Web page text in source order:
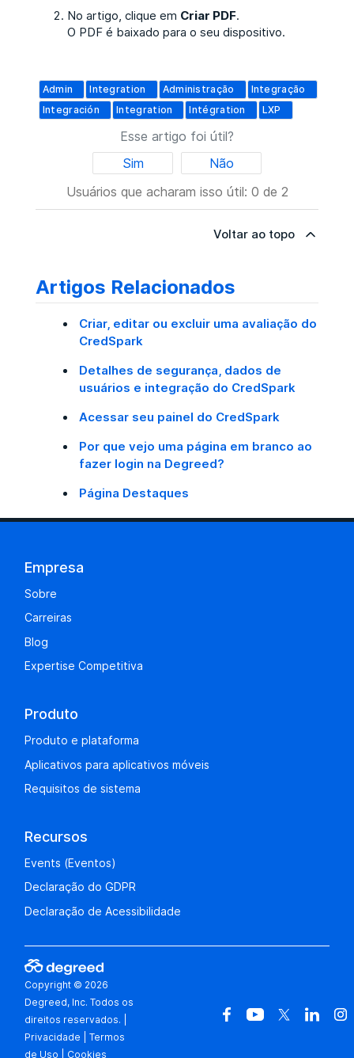
No artigo, clique em Criar PDF.
O PDF é baixado para o seu dispositivo.
Admin Integration Administração
Integração
Integración
Integration Intégration LXP
Esse artigo foi útil?
Sim
Não
Usuários que acharam isso útil: 0 de 2
Voltar ao topo
Artigos Relacionados
Criar, editar ou excluir uma avaliação do
CredSpark
Detalhes de segurança, dados de
usuários e integração do CredSpark
Acessar seu painel do CredSpark
Por que vejo uma página em branco ao
fazer login na Degreed?
Página Destaques
Empresa
Sobre
Carreiras
Blog
Expertise Competitiva
Produto
Produto e plataforma
Aplicativos para aplicativos móveis
Requisitos de sistema
Recursos
Events (Eventos)
Declaração do GDPR
Declaração de Acessibilidade
Copyright © 2026
Degreed, Inc. Todos os
direitos reservados.
Privacidade |Termos
de Uso
Cookies